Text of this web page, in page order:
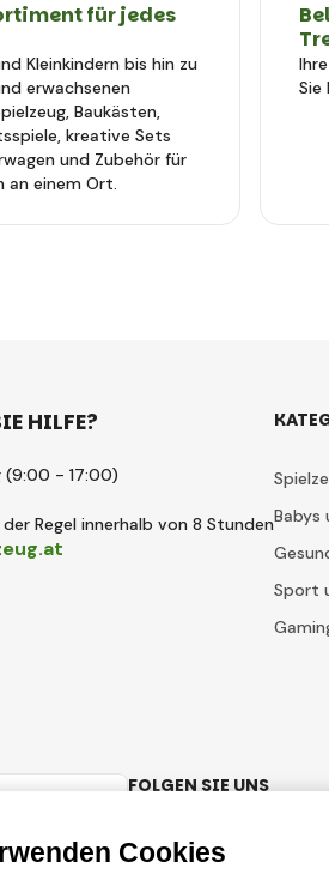
für jedes
Kleinkindern bis hin zu
erwachsenen
Baukästen,
kreative Sets
und Zubehör für
an einem Ort.
Sie
HILFE?
(9:00 - 17:00)
Regel innerhalb von 8 StundenBabys
Sport
FOLGEN SIE UNS